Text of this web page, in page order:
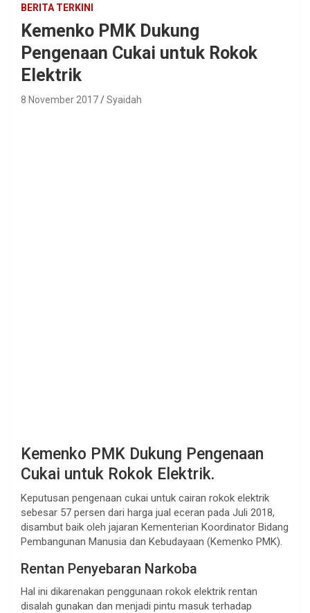
BERITA TERKINI
Kemenko PMK Dukung
Pengenaan Cukai untuk Rokok
Elektrik
8 November 2017 Syaidah
Kemenko PMK Dukung Pengenaan
Cukai untuk Rokok Elektrik.
Keputusan pengenaan cukai untuk cairan rokok elektrik
sebesar 57 persen dari harga jual eceran pada Juli 2018,
disambut baik oleh jajaran Kementerian Koordinator Bidang
Pembangunan Manusia dan Kebudayaan (Kemenko PMK).
Rentan Penyebaran Narkoba
Hal ini dikarenakan penggunaan rokok elektrik rentan
disalah gunakan dan menjadi pintu masuk terhadap